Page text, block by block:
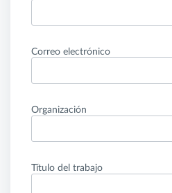
Correo electrónico
Organización
Título del trabajo